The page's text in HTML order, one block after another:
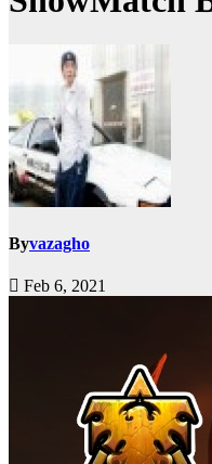
Byvazagho
Feb 6, 2021